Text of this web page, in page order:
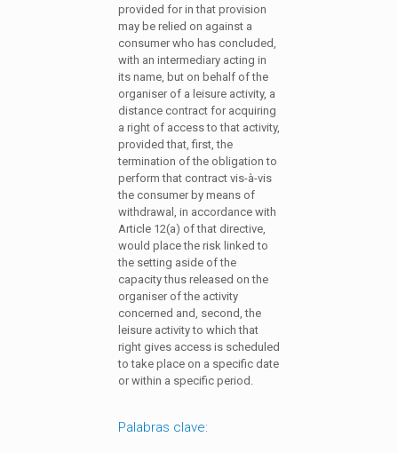
provided for in that provision
may be relied on against a
consumer who has concluded,
with an intermediary acting in
its name, but on behalf of the
organiser of a leisure activity, a
distance contract for acquiring
a right of access to that activity,
provided that, first, the
termination of the obligation to
perform that contract vis-à-vis
the consumer by means of
withdrawal, in accordance with
Article 12(a) of that directive,
would place the risk linked to
the setting aside of the
capacity thus released on the
organiser of the activity
concerned and, second, the
leisure activity to which that
right gives access is scheduled
to take place on a specific date
or within a specific period.
Palabras clave: